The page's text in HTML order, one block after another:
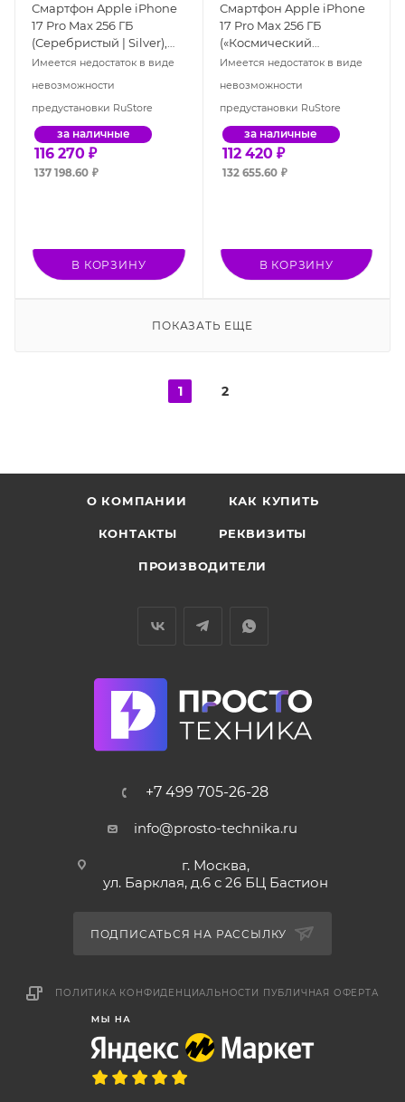
Смартфон Apple iPhone
17 Pro Max 256 ГБ
(Серебристый | Silver),
Dual: nano SIM + eSIM
Имеется недостаток в виде
невозможности
предустановки RuStore
за наличные
116 270 ₽
137 198.60 ₽
В КОРЗИНУ
Смартфон Apple iPhone
17 Pro Max 256 ГБ
(«Космический
оранжевый» | Cosmic
Имеется недостаток в виде
невозможности
предустановки RuStore
за наличные
112 420 ₽
132 655.60 ₽
В КОРЗИНУ
ПОКАЗАТЬ ЕЩЕ
1 2
О КОМПАНИИ КАК КУПИТЬ
КОНТАКТЫ РЕКВИЗИТЫ
ПРОИЗВОДИТЕЛИ
+7 499 705-26-28
info@prosto-technika.ru
г. Москва,
ул. Барклая, д.6 с 26 БЦ Бастион
ПОДПИСАТЬСЯ НА РАССЫЛКУ
ПОЛИТИКА КОНФИДЕНЦИАЛЬНОСТИ ПУБЛИЧНАЯ ОФЕРТА